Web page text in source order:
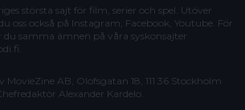
största sajt för film, serier och spel. Utöver
oss också på Instagram, Facebook, Youtube. För
du samma ämnen på våra syskonsajter
MovieZine AB, Olofsgatan 18, 111 36 Stockholm
Alexander Kardelo